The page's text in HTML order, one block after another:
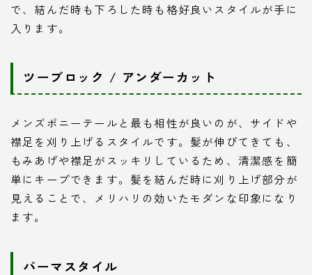
で、結んだ時も下ろした時も格好良いスタイルが手に
入ります。
ツーブロック / アンダーカット
メンズポニーテールと最も相性が良いのが、サイドや
襟足を刈り上げるスタイルです。髪が伸びてきても、
もみあげや襟足がスッキリしているため、清潔感を簡
単にキープできます。髪を結んだ時に刈り上げ部分が
見えることで、メリハリの効いたモダンな印象になり
ます。
パーマスタイル